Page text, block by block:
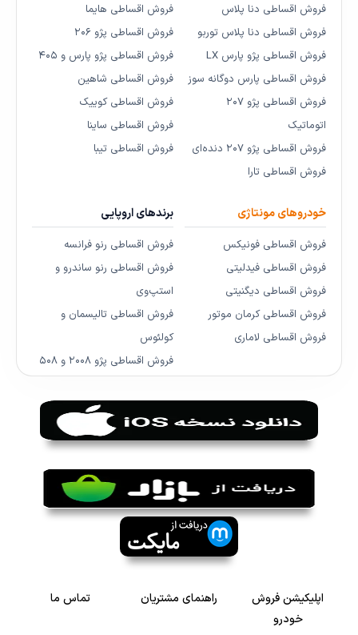
فروش اقساطی دنا پلاس
فروش اقساطی دنا پلاس توربو
فروش اقساطی پژو پارس LX
فروش اقساطی پارس دوگانه سوز
فروش اقساطی پژو ۲۰۷
اتوماتیک
فروش اقساطی پژو ۲۰۷ دنده‌ای
فروش اقساطی تارا
فروش اقساطی هایما
فروش اقساطی پژو ۲۰۶
فروش اقساطی پژو پارس و ۴۰۵
فروش اقساطی شاهین
فروش اقساطی کوییک
فروش اقساطی ساینا
فروش اقساطی تیبا
خودروهای مونتاژی
فروش اقساطی فونیکس
فروش اقساطی فیدلیتی
فروش اقساطی دیگنیتی
فروش اقساطی کرمان موتور
فروش اقساطی لاماری
برندهای اروپایی
فروش اقساطی رنو فرانسه
فروش اقساطی رنو ساندرو و
استپ‌وی
فروش اقساطی تالیسمان و
کولئوس
فروش اقساطی پژو ۲۰۰۸ و ۵۰۸
اپلیکیشن فروش
خودرو
راهنمای مشتریان تماس ما